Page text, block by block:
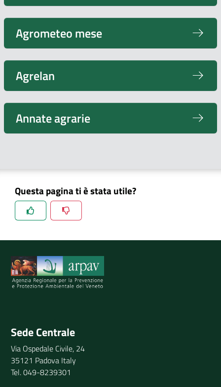
Agrometeo mese
Agrelan
Annate agrarie
Questa pagina ti è stata utile?
Spiegaci perchè, e aiutaci a migliorare il servizio
Sede Centrale
Via Ospedale Civile, 24
35121 Padova Italy
Tel. 049-8239301